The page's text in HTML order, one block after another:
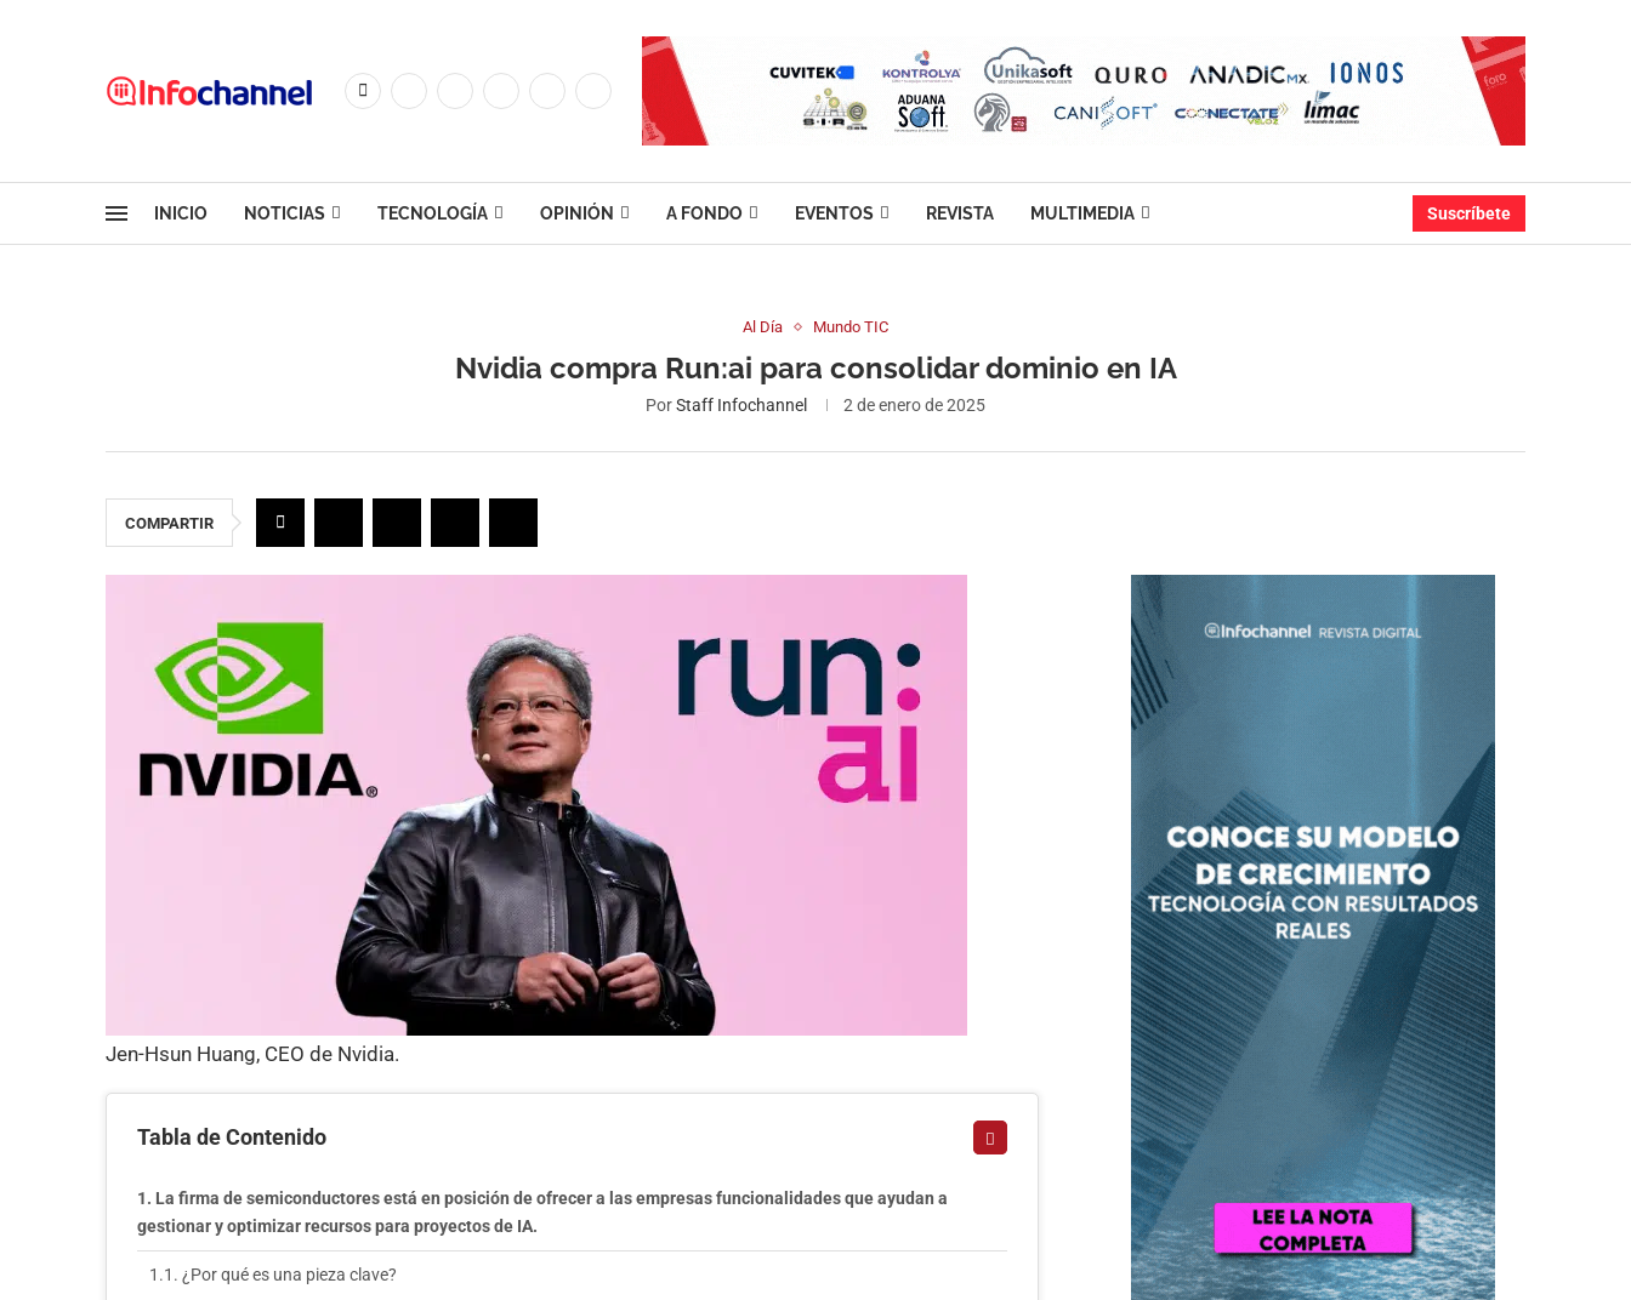
INICIO NOTICIAS TECNOLOGÍA OPINIÓN A FONDO EVENTOS REVISTA MULTIMEDIA Suscríbete
Al Día Mundo TIC
Nvidia compra Run:ai para consolidar dominio en IA
PorStaff Infochannel 2 de enero de 2025
COMPARTIR
Jen-Hsun Huang, CEO de Nvidia.
Tabla de Contenido
La firma de semiconductores está en posición de ofrecer a las empresas funcionalidades que ayudan a
gestionar y optimizar recursos para proyectos de IA.
¿Por qué es una pieza clave?